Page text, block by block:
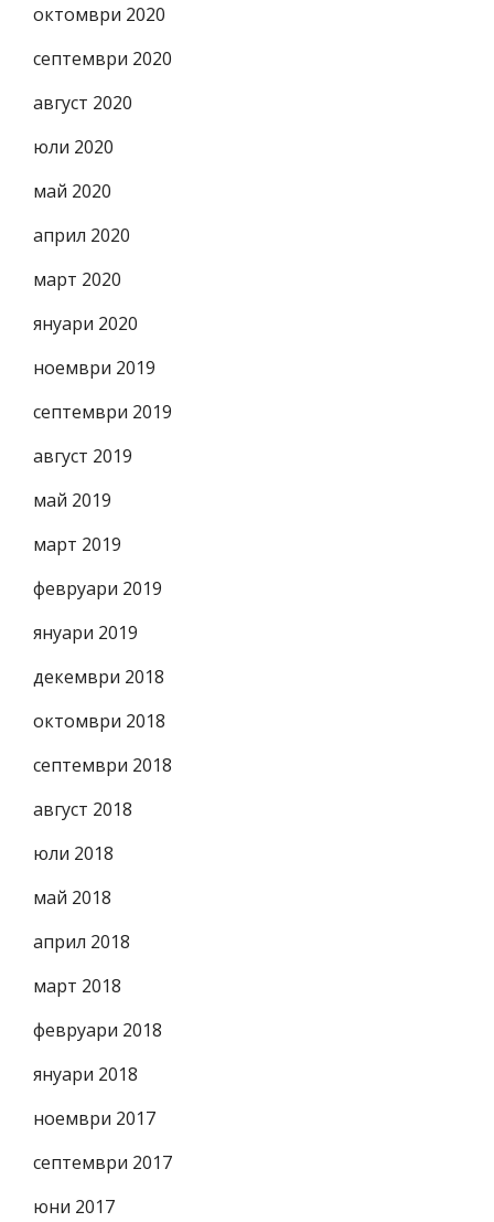
октомври 2020
септември 2020
август 2020
юли 2020
май 2020
април 2020
март 2020
януари 2020
ноември 2019
септември 2019
август 2019
май 2019
март 2019
февруари 2019
януари 2019
декември 2018
октомври 2018
септември 2018
август 2018
юли 2018
май 2018
април 2018
март 2018
февруари 2018
януари 2018
ноември 2017
септември 2017
юни 2017